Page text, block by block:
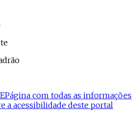
Página com todas as informações
a acessibilidade deste portal